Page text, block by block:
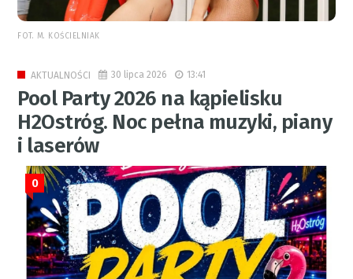
FOT. M. KOŚCIELNIAK
AKTUALNOŚCI 30 lipca 2026 13:41
Pool Party 2026 na kąpielisku
H2Ostróg. Noc pełna muzyki, piany
i laserów
0